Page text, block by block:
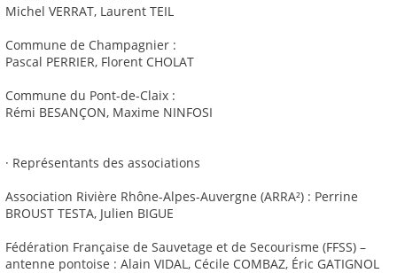
Michel VERRAT, Laurent TEIL
Commune de Champagnier :
Pascal PERRIER, Florent CHOLAT
Commune du Pont-de-Claix :
Rémi BESANÇON, Maxime NINFOSI
· Représentants des associations
Association Rivière Rhône-Alpes-Auvergne (ARRA²) : Perrine
BROUST TESTA, Julien BIGUE
Fédération Française de Sauvetage et de Secourisme (FFSS) –
antenne pontoise : Alain VIDAL, Cécile COMBAZ, Éric GATIGNOL